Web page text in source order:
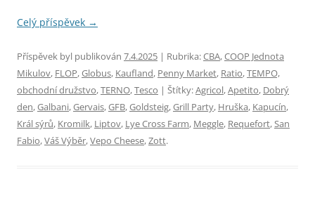
Celý příspěvek →
Příspěvek byl publikován 7.4.2025 | Rubrika:CBA,COOP Jednota
Mikulov, FLOP,Globus, Kaufland, Penny Market, Ratio,TEMPO,
obchodní družstvo,TERNO,Tesco | Štítky:Agricol,Apetito, Dobrý
den,Galbani,Gervais,GFB,Goldsteig,Grill Party, Hruška, Kapucín,
Král sýrů, Kromilk, Liptov, Lye Cross Farm, Meggle, Requefort,San
Fabio,Váš Výběr,Vepo Cheese,Zott.